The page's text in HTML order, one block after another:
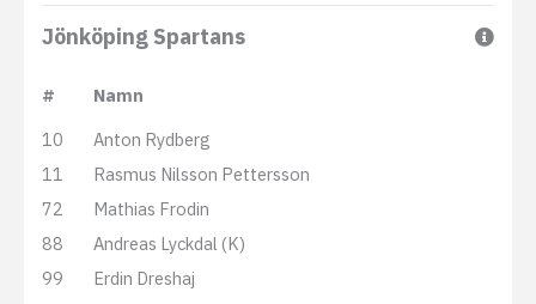
Jönköping Spartans
#
Namn
10
Anton Rydberg
11
Rasmus Nilsson Pettersson
72
Mathias Frodin
88
Andreas Lyckdal (K)
99
Erdin Dreshaj